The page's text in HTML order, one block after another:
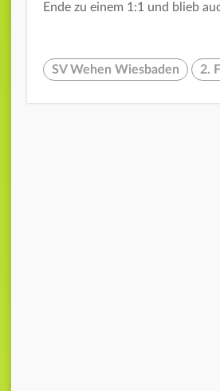
Ende zu einem 1:1 und blieb
SV Wehen Wiesbaden 2.